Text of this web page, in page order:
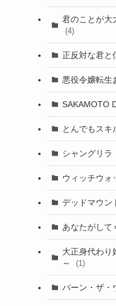
君のことが大
(4)
正反対な君と
悪役令嬢転生
SAKAMOTO
とんでもスキ
シャングリラ
ウィッチウォ
デッドマウン
あなたがして
大正身代わり
～
(1)
バーン・ザ・